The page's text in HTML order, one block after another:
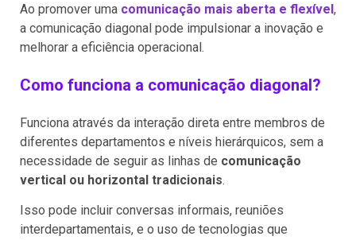
Ao promover uma comunicação mais aberta e flexível ,
a comunicação diagonal pode impulsionar a inovação e
melhorar a eficiência operacional.
Como funciona a comunicação diagonal?
Funciona através da interação direta entre membros de
diferentes departamentos e níveis hierárquicos, sem a
necessidade de seguir as linhas de comunicação
vertical ou horizontal tradicionais.
Isso pode incluir conversas informais, reuniões
interdepartamentais, e o uso de tecnologias que